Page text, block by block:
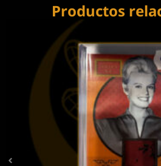
Productos